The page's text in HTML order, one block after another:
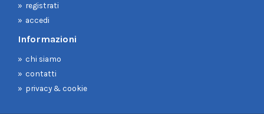
registrati
accedi
Informazioni
chi siamo
contatti
privacy & cookie